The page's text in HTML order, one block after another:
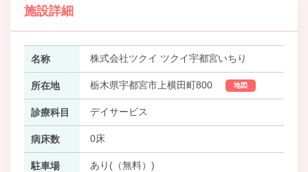
施設詳細
名称 株式会社ツクイ ツクイ宇都宮いちり
所在地 栃木県宇都宮市上横田町800 地図
診療科目 デイサービス
病床数 0床
駐車場 あり(（無料）)